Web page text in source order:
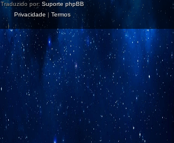
Traduzido por: Suporte phpBB
Privacidade | Termos